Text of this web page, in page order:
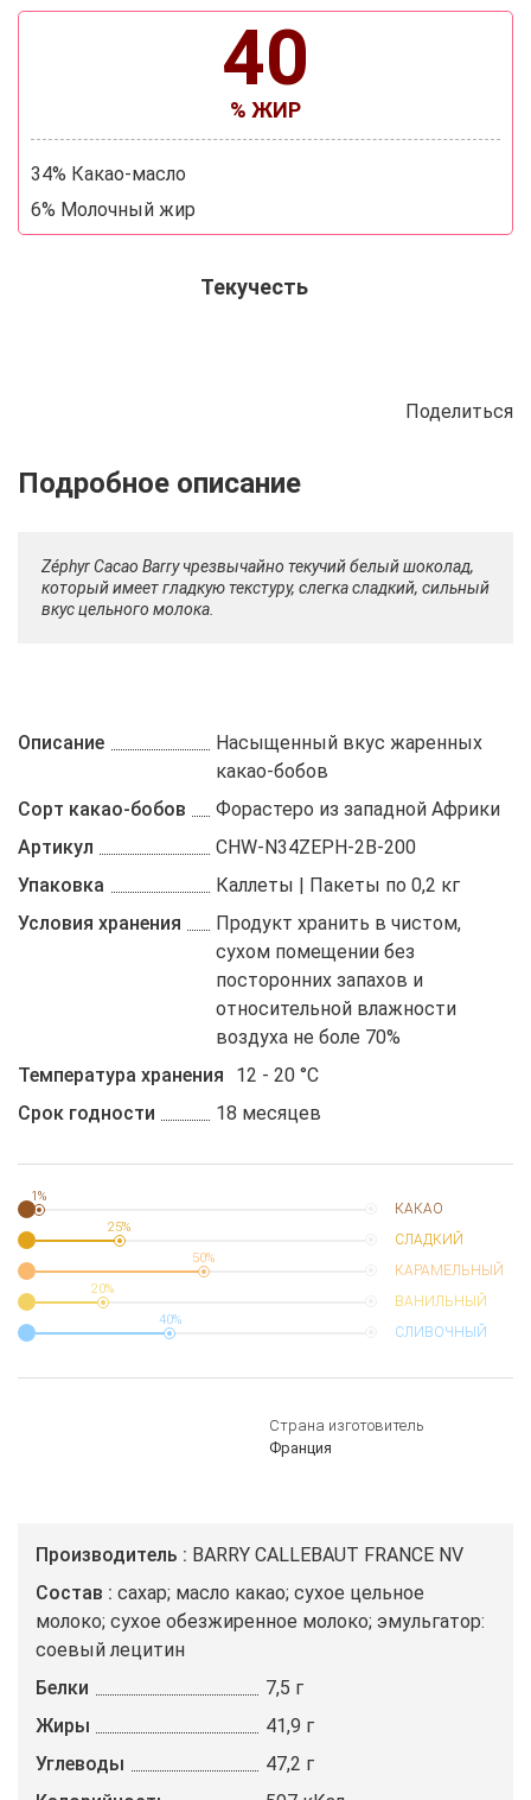
40
% ЖИР
34% Какао-масло
6% Молочный жир
Текучесть
Поделиться
Описание Отзывы Рецепты
Zéphyr Cacao Barry чрезвычайно текучий белый шоколад,
который имеет гладкую текстуру, слегка сладкий, сильный
вкус цельного молока.
Описание
Насыщенный вкус жаренных
какао-бобов
Сорт какао-бобов
Форастеро из западной Африки
Артикул
CHW-N34ZEPH-2B-200
Упаковка
Каллеты | Пакеты по 0,2 кг
Условия хранения
Продукт хранить в чистом,
сухом помещении без
посторонних запахов и
относительной влажности
воздуха не боле 70%
Температура хранения
12 - 20 °C
Срок годности
18 месяцев
1%
КАКАО
25%
СЛАДКИЙ
50%
КАРАМЕЛЬНЫЙ
20%
ВАНИЛЬНЫЙ
40%
СЛИВОЧНЫЙ
Страна изготовитель
Франция
Производитель
BARRY CALLEBAUT FRANCE NV
Состав
сахар; масло какао; сухое цельное
молоко; сухое обезжиренное молоко; эмульгатор:
соевый лецитин
Белки
7,5 г
Жиры
41,9 г
Углеводы
47,2 г